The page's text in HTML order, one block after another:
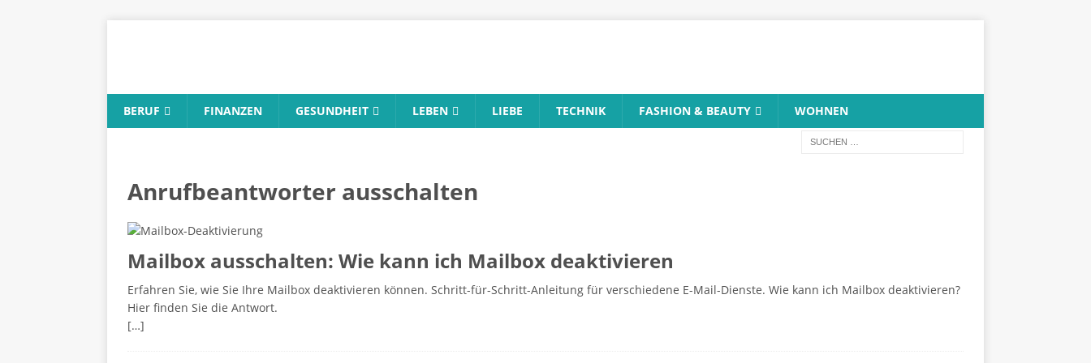
BERUF FINANZEN GESUNDHEIT LEBEN LIEBE TECHNIK FASHION & BEAUTY WOHNEN
Anrufbeantworter ausschalten
Mailbox ausschalten: Wie kann ich Mailbox deaktivieren
Erfahren Sie, wie Sie Ihre Mailbox deaktivieren können. Schritt-für-Schritt-Anleitung für verschiedene E-Mail-Dienste. Wie kann ich Mailbox deaktivieren?
Hier finden Sie die Antwort.
[…]